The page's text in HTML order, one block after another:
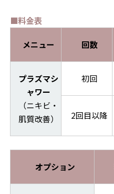
■料金表
メニュー
回数
プラズマシ
ャワー
（ニキビ・
肌質改善）
初回
2回目以降
オプション